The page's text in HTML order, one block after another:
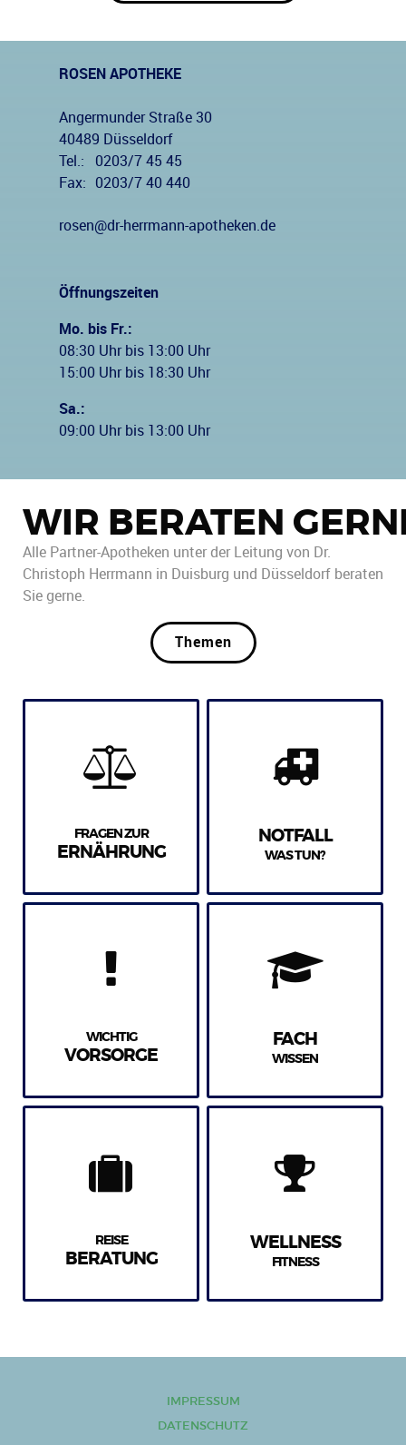
ROSEN APOTHEKE
Angermunder Straße 30
40489 Düsseldorf
Tel.:
0203/7 45 45
Fax:
0203/7 40 440
rosen@dr-herrmann-apotheken.de
Öffnungszeiten
Mo. bis Fr.:
08:30 Uhr bis 13:00 Uhr
15:00 Uhr bis 18:30 Uhr
Sa.:
09:00 Uhr bis 13:00 Uhr
WIR BERATEN
Alle Partner-Apotheken unter der Leitung von Dr.
Christoph Herrmann in Duisburg und Düsseldorf beraten
Sie gerne.
Themen
FRAGEN ZUR
ERNÄHRUNG
NOTFALL
WAS TUN?
WICHTIG
VORSORGE
FACH
WISSEN
REISE
BERATUNG
WELLNESS
FITNESS
IMPRESSUM
DATENSCHUTZ